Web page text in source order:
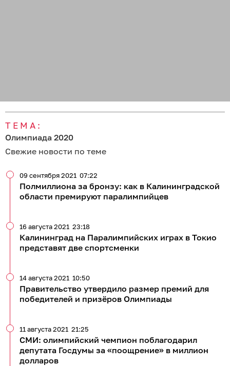
ТЕМА:
Олимпиада 2020
Свежие новости по теме
Полмиллиона за бронзу: как в Калининградской
области премируют паралимпийцев
09 сентября 2021 07:22
Калининград на Паралимпийских играх в Токио
представят две спортсменки
16 августа 2021 23:18
Правительство утвердило размер премий для
победителей и призёров Олимпиады
14 августа 2021 10:50
СМИ: олимпийский чемпион поблагодарил
депутата Госдумы за «поощрение» в миллион
долларов
11 августа 2021 21:25